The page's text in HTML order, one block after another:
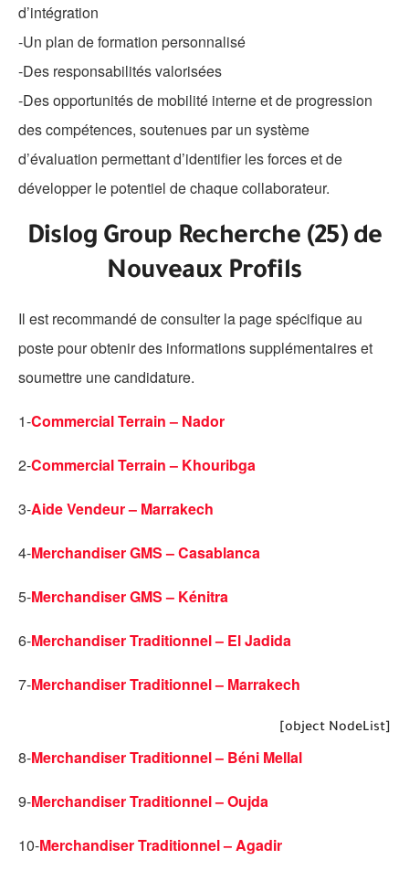
d’intégration
-Un plan de formation personnalisé
-Des responsabilités valorisées
-Des opportunités de mobilité interne et de progression
des compétences, soutenues par un système
d’évaluation permettant d’identifier les forces et de
développer le potentiel de chaque collaborateur.
Dislog Group Recherche (25) de
Nouveaux Profils
Il est recommandé de consulter la page spécifique au
poste pour obtenir des informations supplémentaires et
soumettre une candidature.
1-Commercial Terrain – Nador
2-Commercial Terrain – Khouribga
3-Aide Vendeur – Marrakech
4-Merchandiser GMS – Casablanca
5-Merchandiser GMS – Kénitra
6-Merchandiser Traditionnel – El Jadida
7-Merchandiser Traditionnel – Marrakech
[object NodeList]
8-Merchandiser Traditionnel – Béni Mellal
9-Merchandiser Traditionnel – Oujda
10-Merchandiser Traditionnel – Agadir